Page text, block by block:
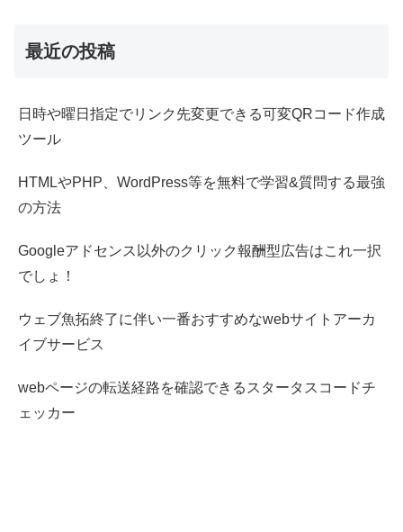
最近の投稿
日時や曜日指定でリンク先変更できる可変QRコード作成
ツール
HTMLやPHP、WordPress等を無料で学習&質問する最強
の方法
Googleアドセンス以外のクリック報酬型広告はこれ一択
でしょ！
ウェブ魚拓終了に伴い一番おすすめなwebサイトアーカ
イブサービス
webページの転送経路を確認できるスタータスコードチ
ェッカー